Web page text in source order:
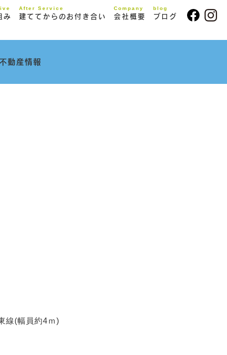
み
After Service
建ててからのお付き合い
Company
会社概要
blog
ブログ
不動産情報
線(幅員約4ｍ)